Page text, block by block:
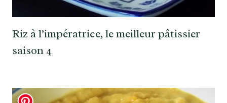
Riz à l’impératrice, le meilleur pâtissier
saison 4